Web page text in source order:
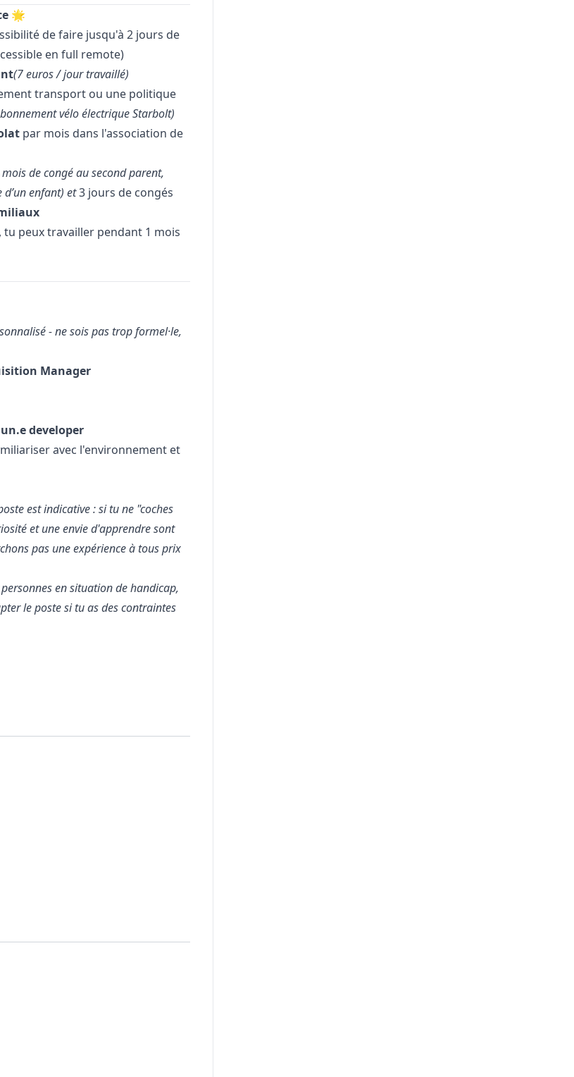
🌟
de faire jusqu'à 2 jours de
en full remote)
(7 euros / jour travaillé)
transport ou une politique
vélo électrique Starbolt)
par mois dans l'association de
de congé au second parent,
enfant) et3 jours de congés
tu peux travailler pendant 1 mois
- ne sois pas trop formel·le,
Manager
developer
avec l'environnement et
est indicative : si tu ne "coches
et une envie d'apprendre sont
pas une expérience à tous prix
en situation de handicap,
le poste si tu as des contraintes